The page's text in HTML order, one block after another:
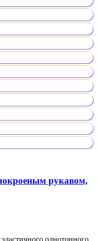
рукавом,
однотонного